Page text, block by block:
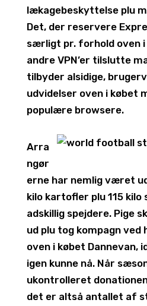
lækagebeskyttelse plu
Det, der reservere
særligt pr. forhold oven i
andre VPN’er tilslutte
tilbyder alsidige,
udvidelser oven i købet
populære browsere.
Arra
ngør
erne har nemlig været
kilo kartofler plu 115
adskillig spejdere. Pige
ud plu tog kompagn
oven i købet Dannevan,
igen kunne nå. Når
ukontrolleret
det er altså antallet af